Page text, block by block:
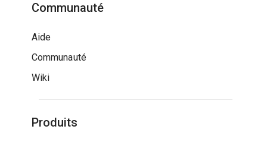
Communauté
Aide
Communauté
Wiki
Produits